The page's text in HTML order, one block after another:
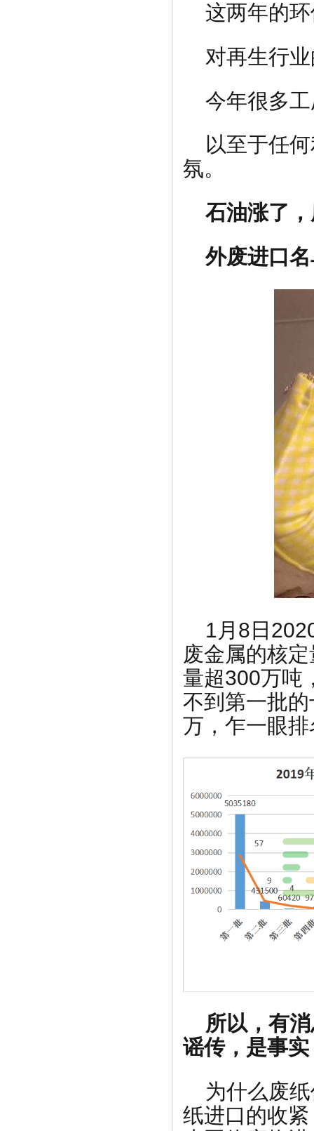
这两年的
对再生行
今年很多
以至于任
氛。
石油涨了
外废进口
1月8日
废金属的核
量超300万吨
不到第一批
万，乍一眼
所以，有
谣传，是事实
为什么废
纸进口的收